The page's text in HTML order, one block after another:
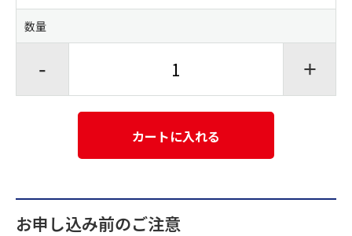
数量
- +
カートに入れる
お申し込み前のご注意